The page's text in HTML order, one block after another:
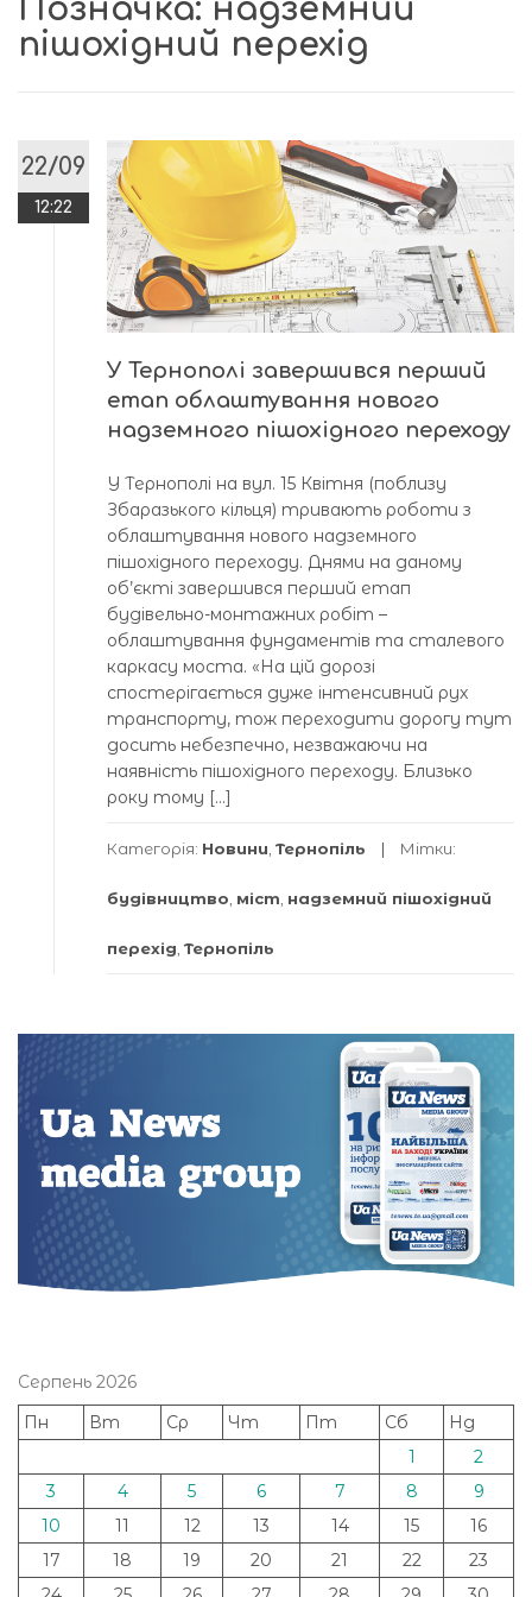
Позначка: надземний
пішохідний перехід
22/09
12:22
У Тернополі завершився перший
етап облаштування нового
надземного пішохідного переходу
У Тернополі на вул. 15 Квітня (поблизу
Збаразького кільця) тривають роботи з
облаштування нового надземного
пішохідного переходу. Днями на даному
об’єкті завершився перший етап
будівельно-монтажних робіт –
облаштування фундаментів та сталевого
каркасу моста. «На цій дорозі
спостерігається дуже інтенсивний рух
транспорту, тож переходити дорогу тут
досить небезпечно, незважаючи на
наявність пішохідного переходу. Близько
року тому […]
Категорія: Новини Тернопіль Мітки:
будівництво міст надземний пішохідний
перехід Тернопіль
Серпень 2026
Пн
Вт Ср Чт Пт Сб
Нд
1
2
3
4 5 6 7 8
9
10
11 12 13 14 15
16
17
18 19 20 21 22
23